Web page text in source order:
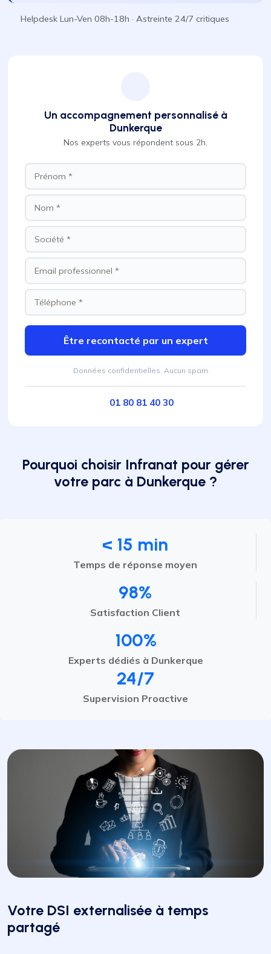
Helpdesk Lun-Ven 08h-18h · Astreinte 24/7 critiques
Un accompagnement personnalisé à
Dunkerque
Nos experts vous répondent sous 2h.
Être recontacté par un expert
Données confidentielles. Aucun spam.
01 80 81 40 30
Pourquoi choisir Infranat pour gérer
votre parc à Dunkerque ?
< 15 min
Temps de réponse moyen
98%
Satisfaction Client
100%
Experts dédiés à Dunkerque
24/7
Supervision Proactive
Votre DSI externalisée à temps
partagé